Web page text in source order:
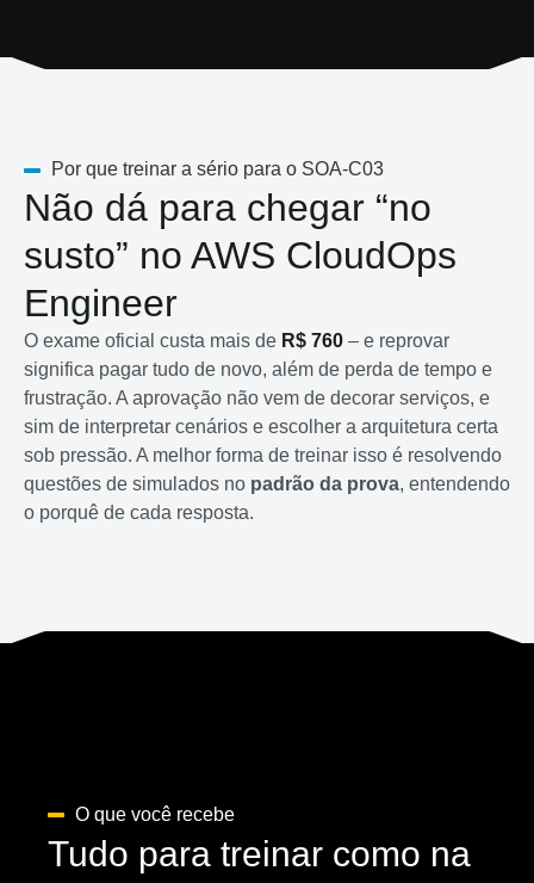
Por que treinar a sério para o SOA-C03
Não dá para chegar “no
susto” no AWS CloudOps
Engineer
O exame oficial custa mais de R$ 760 – e reprovar
significa pagar tudo de novo, além de perda de tempo e
frustração. A aprovação não vem de decorar serviços, e
sim de interpretar cenários e escolher a arquitetura certa
sob pressão. A melhor forma de treinar isso é resolvendo
questões de simulados no padrão da prova, entendendo
o porquê de cada resposta.
O que você recebe
Tudo para treinar como na